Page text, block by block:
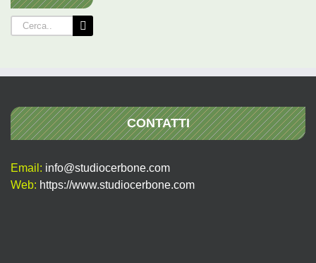
Cerca
per:
CONTATTI
Email: info@studiocerbone.com
Web: https://www.studiocerbone.com